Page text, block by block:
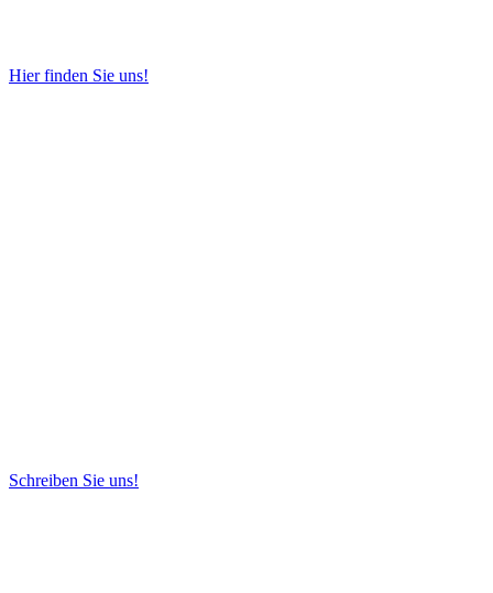
Hier finden Sie uns!
Schreiben Sie uns!